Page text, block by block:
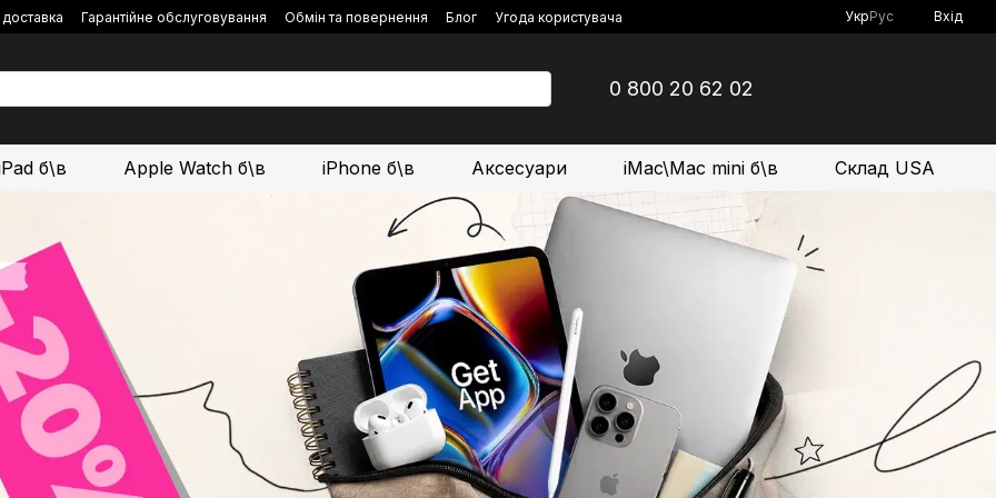
Гарантійне обслуговування Обмін та повернення Блог
Угода користувача
УкрРус Вхід
0 800 20 62 02
б\в Apple Watch б\в iPhone б\в Аксесуари iMac\Mac mini б\в Склад USA